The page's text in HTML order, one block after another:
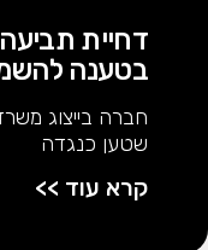
דחיית
בטענה
חברה בייצוג
שטען כנגדה
קרא עוד >>